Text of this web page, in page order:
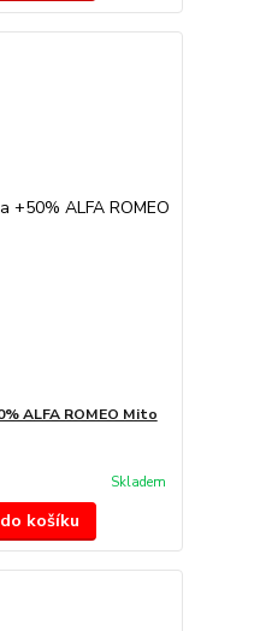
ALFA ROMEO Mito
Skladem
košíku